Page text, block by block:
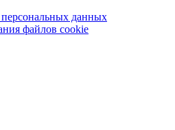
данных
файлов cookie